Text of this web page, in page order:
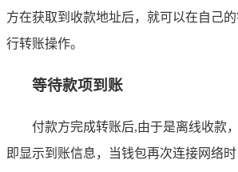
方在获取到收款地址后，就可以在自己
行转账操作。
等待款项到账
付款方完成转账后,由于是离线收款
即显示到账信息，当钱包再次连接网络